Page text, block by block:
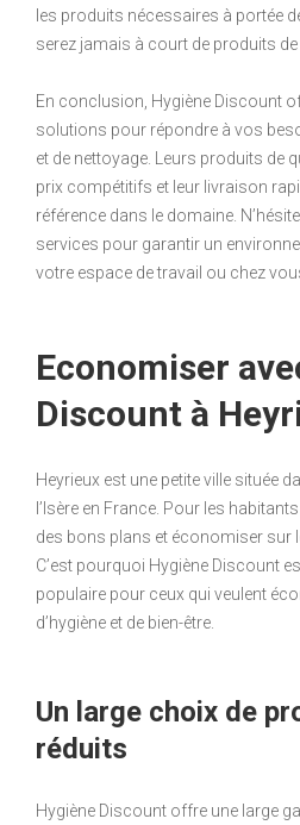
les produits nécessaires à portée
serez jamais à court de produits de
En conclusion, Hygiène Discount
solutions pour répondre à vos
et de nettoyage. Leurs produits de
prix compétitifs et leur livraison
référence dans le domaine.
services pour garantir un
votre espace de travail ou chez
Economiser
Discount à
Heyrieux est une petite ville située
l’Isère en France. Pour les
des bons plans et économiser sur
C’est pourquoi Hygiène Discount
populaire pour ceux qui veulent
d’hygiène et de bien-être.
Un large choix de
réduits
Hygiène Discount offre une large